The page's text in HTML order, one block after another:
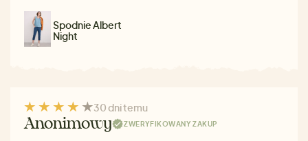
Spodnie Albert
Night
30 dni temu
Anonimowy ZWERYFIKOWANY ZAKUP